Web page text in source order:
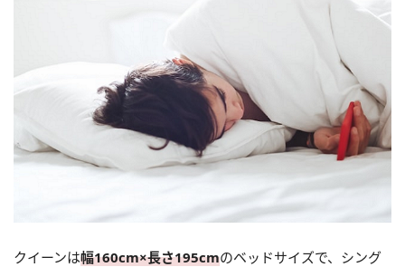
クイーンは幅160cm×長さ195cmのベッドサイズで、シング